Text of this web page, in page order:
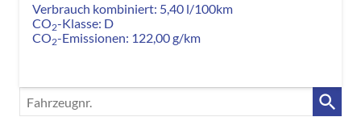
Verbrauch kombiniert: 5,40 l/100km
CO2-Klasse: D
CO2-Emissionen: 122,00 g/km
Fahrzeugnr.